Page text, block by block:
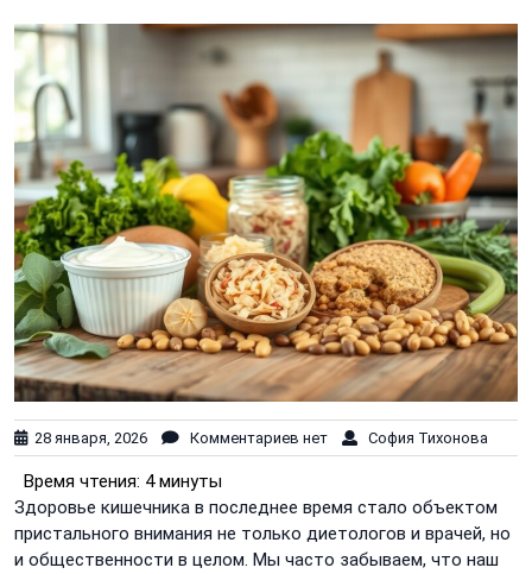
28 января, 2026 Комментариев нет София Тихонова
Время чтения: 4 минуты
Здоровье кишечника в последнее время стало объектом
пристального внимания не только диетологов и врачей, но
и общественности в целом. Мы часто забываем, что наш